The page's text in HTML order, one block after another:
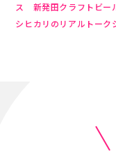
ス 新発田クラフトビー
シヒカリのリアルトー